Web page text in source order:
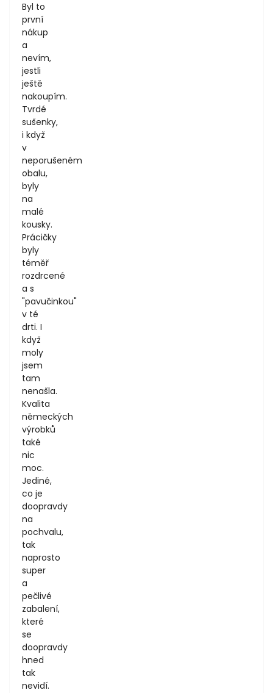
Byl to
první
nákup
a
nevím,
jestli
ještě
nakoupím.
Tvrdé
sušenky,
i když
v
neporušeném
obalu,
byly
na
malé
kousky.
Prácičky
byly
téměř
rozdrcené
a s
"pavučinkou"
v té
drti. I
když
moly
jsem
tam
nenašla.
Kvalita
německých
výrobků
také
nic
moc.
Jediné,
co je
doopravdy
na
pochvalu,
tak
naprosto
super
a
pečlivé
zabalení,
které
se
doopravdy
hned
tak
nevidí.